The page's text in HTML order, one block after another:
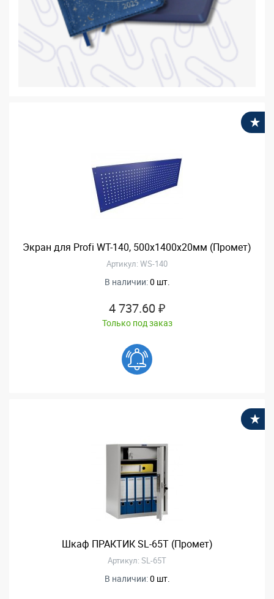
Экран для Profi WT-140, 500x1400x20мм (Промет)
Артикул: WS-140
В наличии:0 шт.
4 737.60 ₽
Только под заказ
Шкаф ПРАКТИК SL-65T (Промет)
Артикул: SL-65T
В наличии:0 шт.